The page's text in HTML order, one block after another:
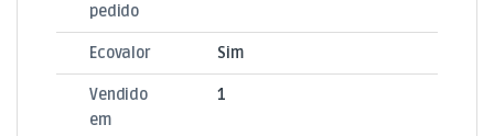
pedido
Ecovalor Sim
Vendido
em
1